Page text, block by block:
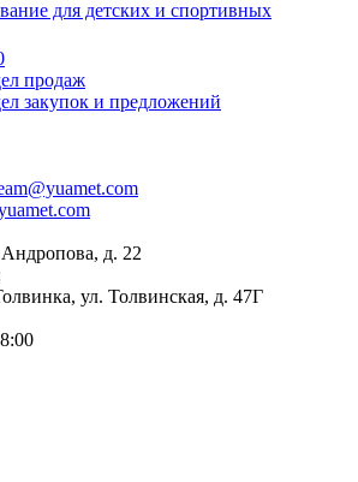
продаж
закупок и предложений
д. 22
ул. Толвинская, д. 47Г